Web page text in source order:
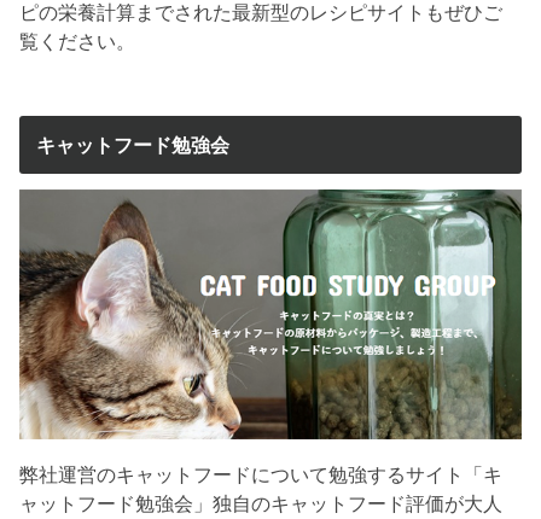
ピの栄養計算までされた最新型のレシピサイトもぜひご
覧ください。
キャットフード勉強会
弊社運営のキャットフードについて勉強するサイト「キ
ャットフード勉強会」独自のキャットフード評価が大人